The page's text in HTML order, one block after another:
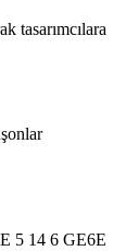
tasarımcılara
5 14 6 GE6E